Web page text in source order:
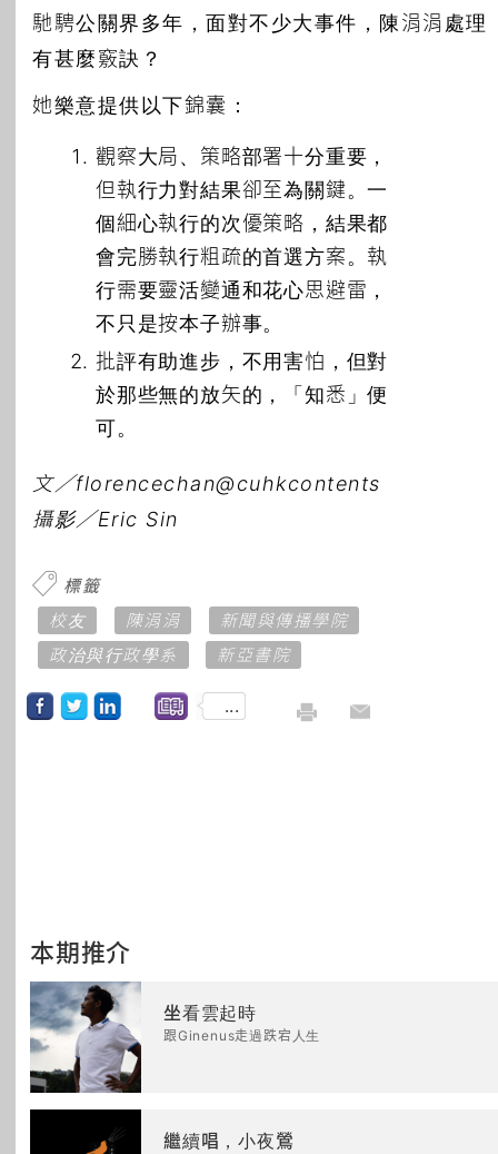
馳騁公關界多年，面對不少大事件，陳涓涓處理
有甚麼竅訣？
她樂意提供以下錦囊：
觀察大局、策略部署十分重要，
但執行力對結果卻至為關鍵。一
個細心執行的次優策略，結果都
會完勝執行粗疏的首選方案。執
行需要靈活變通和花心思避雷，
不只是按本子辦事。
批評有助進步，不用害怕，但對
於那些無的放矢的，「知悉」便
可。
文／florencechan@cuhkcontents
攝影／Eric Sin
標籤
校友
陳涓涓
新聞與傳播學院
政治與行政學系
新亞書院
...
本期推介
坐看雲起時
跟Ginenus走過跌宕人生
繼續唱，小夜鶯